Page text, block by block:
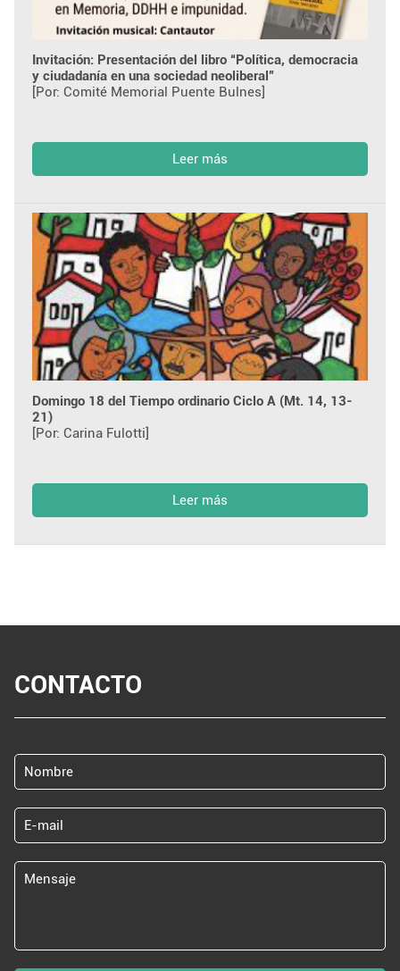
Invitación: Presentación del libro “Política, democracia
y ciudadanía en una sociedad neoliberal”
[Por: Comité Memorial Puente Bulnes]
Leer más
Domingo 18 del Tiempo ordinario Ciclo A (Mt. 14, 13-
21)
[Por: Carina Fulotti]
Leer más
CONTACTO